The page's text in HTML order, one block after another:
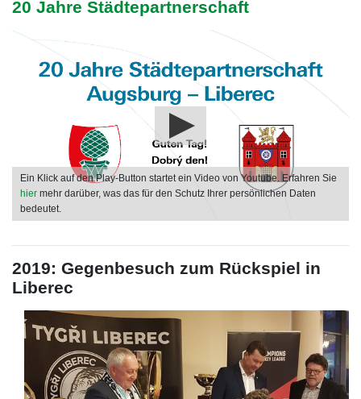
20 Jahre Städtepartnerschaft
Ein Klick auf den Play-Button startet ein Video von Youtube. Erfahren Sie
hier mehr darüber, was das für den Schutz Ihrer persönlichen Daten
bedeutet.
2019: Gegenbesuch zum Rückspiel in
Liberec